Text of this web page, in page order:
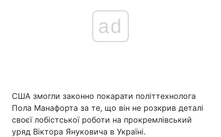
ad
США змогли законно покарати політтехнолога
Пола Манафорта за те, що він не розкрив деталі
своєї лобістської роботи на прокремлівський
уряд Віктора Януковича в Україні.